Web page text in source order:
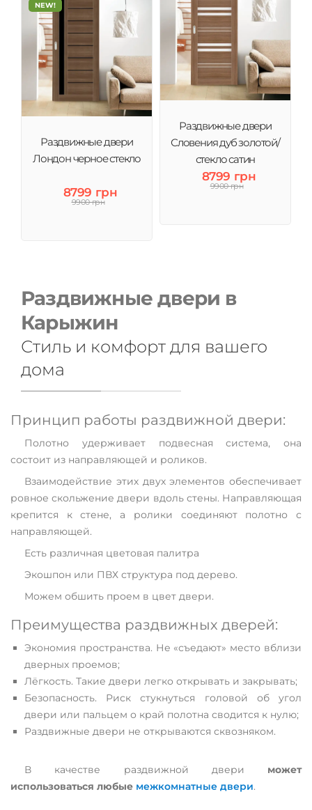
Раздвижные двери
Словения дуб золотой/
стекло сатин
8799 грн
9900 грн
NEW!
Раздвижные двери
Лондон черное стекло
8799 грн
9900 грн
Раздвижные двери в
Карыжин
Стиль и комфорт для вашего
дома
Принцип работы раздвижной двери:
Полотно удерживает подвесная система, она
состоит из направляющей и роликов.
Взаимодействие этих двух элементов обеспечивает
ровное скольжение двери вдоль стены. Направляющая
крепится к стене, а ролики соединяют полотно с
направляющей.
Есть различная цветовая палитра
Экошпон или ПВХ структура под дерево.
Можем обшить проем в цвет двери.
Преимущества раздвижных дверей:
Экономия пространства. Не «съедают» место вблизи
дверных проемов;
Лёгкость. Такие двери легко открывать и закрывать;
Безопасность. Риск стукнуться головой об угол
двери или пальцем о край полотна сводится к нулю;
Раздвижные двери не открываются сквозняком.
В качестве раздвижной двери может
использоваться любые межкомнатные двери.